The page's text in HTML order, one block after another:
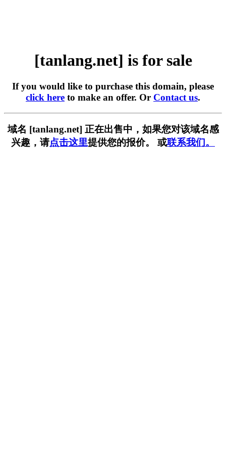
[tanlang.net] is for sale
If you would like to purchase this domain, please
click here to make an offer. Or Contact us.
域名 [tanlang.net] 正在出售中，如果您对该域名感
兴趣，请点击这里提供您的报价。 或联系我们。